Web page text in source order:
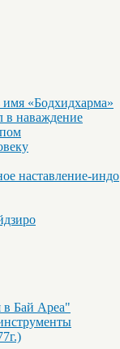
«Бодхидхарма»
в наваждение
наставление-индо
в Бай Ареа"